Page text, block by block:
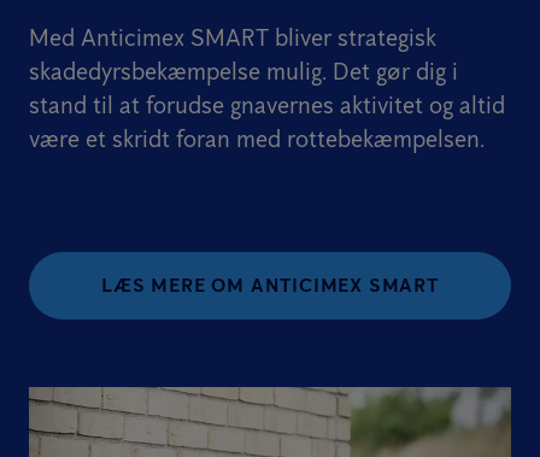
Med Anticimex SMART bliver strategisk
skadedyrsbekæmpelse mulig. Det gør dig i
stand til at forudse gnavernes aktivitet og altid
være et skridt foran med rottebekæmpelsen.
LÆS MERE OM ANTICIMEX SMART